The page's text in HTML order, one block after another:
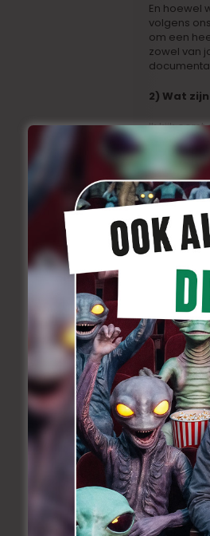
En hoewel
volgens
om een
zowel van
2) Wat
Ik kijk
‘Black’
Daarnaast
En dan
beetje
En op reis
3) Wie
kunnen
wie zijn
Bilall en
De hele
van de
Michael
4) Wie
houden?
Ik kijk uit
en naar
daarmee
verblijden.